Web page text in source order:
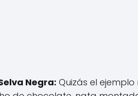
Negra: Quizás el